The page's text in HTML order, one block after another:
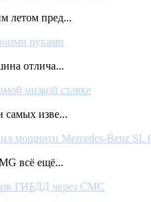
летом пред...
руками
отлича...
низкой ставке
самых изве...
мощноти Mercedes-Benz SL
всё ещё...
ГИБДД через СМС